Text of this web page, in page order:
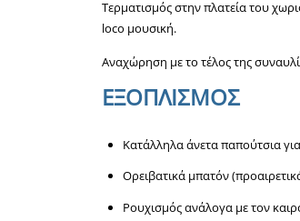
Τερματισμός στην πλατεία του
loco μουσική.
Αναχώρηση με το τέλος της
ΕΞΟΠΛΙΣΜΟΣ
Κατάλληλα άνετα παπούτσια
Ορειβατικά μπατόν
Ρουχισμός ανάλογα με τον